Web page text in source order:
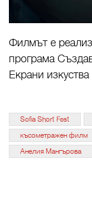
Филмът е
програма
Екрани
Sofia Short Fest
късометражен филм
Анелия Мангърова